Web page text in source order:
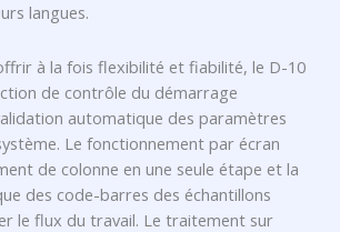
langues.
à la fois flexibilité et fiabilité, le D-10
de contrôle du démarrage
automatique des paramètres
Le fonctionnement par écran
de colonne en une seule étape et la
des code-barres des échantillons
le flux du travail. Le traitement sur